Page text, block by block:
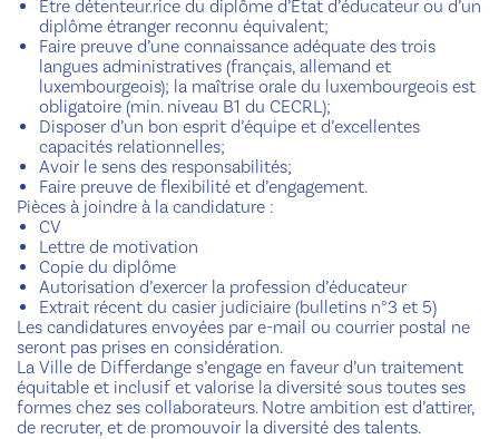
Être détenteur.rice du diplôme d’Etat d’éducateur ou d’un
diplôme étranger reconnu équivalent;
Faire preuve d’une connaissance adéquate des trois
langues administratives (français, allemand et
luxembourgeois); la maîtrise orale du luxembourgeois est
obligatoire (min. niveau B1 du CECRL);
Disposer d’un bon esprit d’équipe et d’excellentes
capacités relationnelles;
Avoir le sens des responsabilités;
Faire preuve de flexibilité et d’engagement.
Pièces à joindre à la candidature :
CV
Lettre de motivation
Copie du diplôme
Autorisation d’exercer la profession d’éducateur
Extrait récent du casier judiciaire (bulletins n°3 et 5)
Les candidatures envoyées par e-mail ou courrier postal ne
seront pas prises en considération.
La Ville de Differdange s’engage en faveur d’un traitement
équitable et inclusif et valorise la diversité sous toutes ses
formes chez ses collaborateurs. Notre ambition est d’attirer,
de recruter, et de promouvoir la diversité des talents.